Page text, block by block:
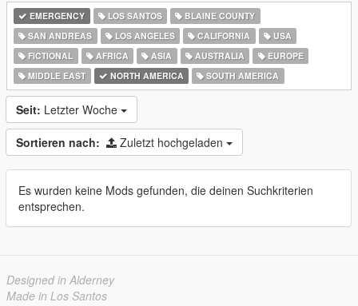
EMERGENCY LOS SANTOS
BLAINE COUNTY
SAN ANDREAS
LOS ANGELES CALIFORNIA
USA
FICTIONAL
AFRICA ASIA AUSTRALIA
EUROPE
MIDDLE EAST
NORTH AMERICA SOUTH AMERICA
Seit: Letzter Woche
Sortieren nach: Zuletzt hochgeladen
Es wurden keine Mods gefunden, die deinen Suchkriterien
entsprechen.
Designed in Alderney
Made in Los Santos